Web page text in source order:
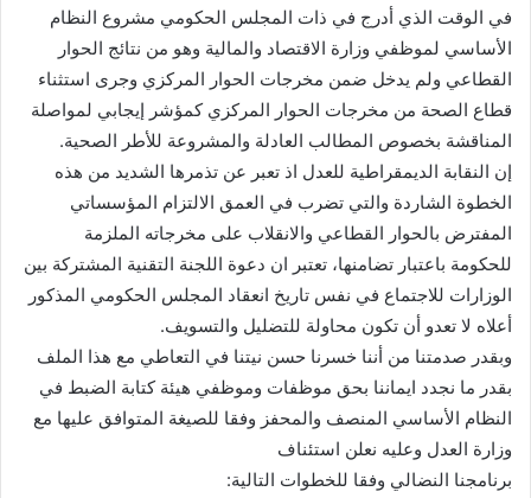
في الوقت الذي أدرج في ذات المجلس الحكومي مشروع النظام
الأساسي لموظفي وزارة الاقتصاد والمالية وهو من نتائج الحوار
القطاعي ولم يدخل ضمن مخرجات الحوار المركزي وجرى استثناء
قطاع الصحة من مخرجات الحوار المركزي كمؤشر إيجابي لمواصلة
المناقشة بخصوص المطالب العادلة والمشروعة للأطر الصحية.
إن النقابة الديمقراطية للعدل اذ تعبر عن تذمرها الشديد من هذه
الخطوة الشاردة والتي تضرب في العمق الالتزام المؤسساتي
المفترض بالحوار القطاعي والانقلاب على مخرجاته الملزمة
للحكومة باعتبار تضامنها، تعتبر ان دعوة اللجنة التقنية المشتركة بين
الوزارات للاجتماع في نفس تاريخ انعقاد المجلس الحكومي المذكور
أعلاه لا تعدو أن تكون محاولة للتضليل والتسويف.
وبقدر صدمتنا من أننا خسرنا حسن نيتنا في التعاطي مع هذا الملف
بقدر ما نجدد ايماننا بحق موظفات وموظفي هيئة كتابة الضبط في
النظام الأساسي المنصف والمحفز وفقا للصيغة المتوافق عليها مع
وزارة العدل وعليه نعلن استئناف
برنامجنا النضالي وفقا للخطوات التالية: